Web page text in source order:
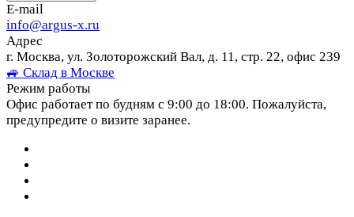
E-mail
info@argus-x.ru
Адрес
г. Москва, ул. Золоторожский Вал, д. 11, стр. 22, офис 239
🚙 Склад в Москве
Режим работы
Офис работает по будням с 9:00 до 18:00. Пожалуйста,
предупредите о визите заранее.